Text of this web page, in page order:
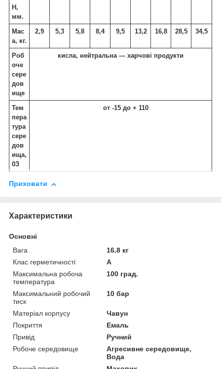
Н,
мм.
Мас
а, кг.
2,9 5,3 5,8 8,4 9,5 13,2 16,8 28,5 34,5
Роб
оче
сере
дов
ище
кисла, нейтральна — харчові продукти
Тем
пера
тура
сере
дов
ища,
0З
от -15 до + 110
Приховати
Характеристики
Основні
Вага
16.8 кг
Клас герметичності
А
Максимальна робоча
температура
100 град.
Максимальний робочий
тиск
10 бар
Матеріал корпусу
Чавун
Покриття
Емаль
Привід
Ручний
Робоче середовище
Агресивне середовище,
Вода